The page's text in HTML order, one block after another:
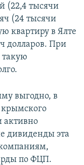
(22,4 тысячи
(24 тысячи
квартиру в Ялте
долларов. При
такую
выгодно, в
крымского
активно
дивиденды эта
по ФЦП.